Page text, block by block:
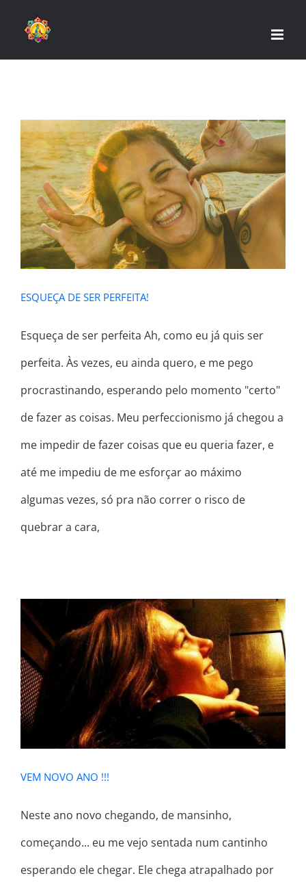
ESQUEÇA DE SER PERFEITA!
ESQUEÇA DE SER PERFEITA!
Esqueça de ser perfeita Ah, como eu já quis ser
perfeita. Às vezes, eu ainda quero, e me pego
procrastinando, esperando pelo momento "certo"
de fazer as coisas. Meu perfeccionismo já chegou a
me impedir de fazer coisas que eu queria fazer, e
até me impediu de me esforçar ao máximo
algumas vezes, só pra não correr o risco de
quebrar a cara,
VEM NOVO ANO !!!
VEM NOVO ANO !!!
Neste ano novo chegando, de mansinho,
começando... eu me vejo sentada num cantinho
esperando ele chegar. Ele chega atrapalhado por